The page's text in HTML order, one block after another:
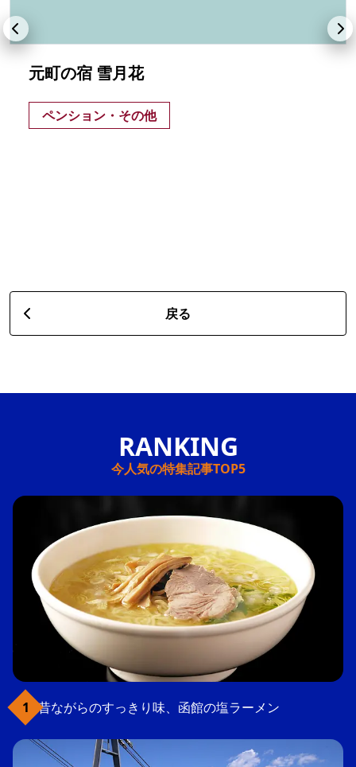
元町の宿 雪月花
ペンション・その他
戻る
今人気の特集記事TOP5
昔ながらのすっきり味、函館の塩ラーメン